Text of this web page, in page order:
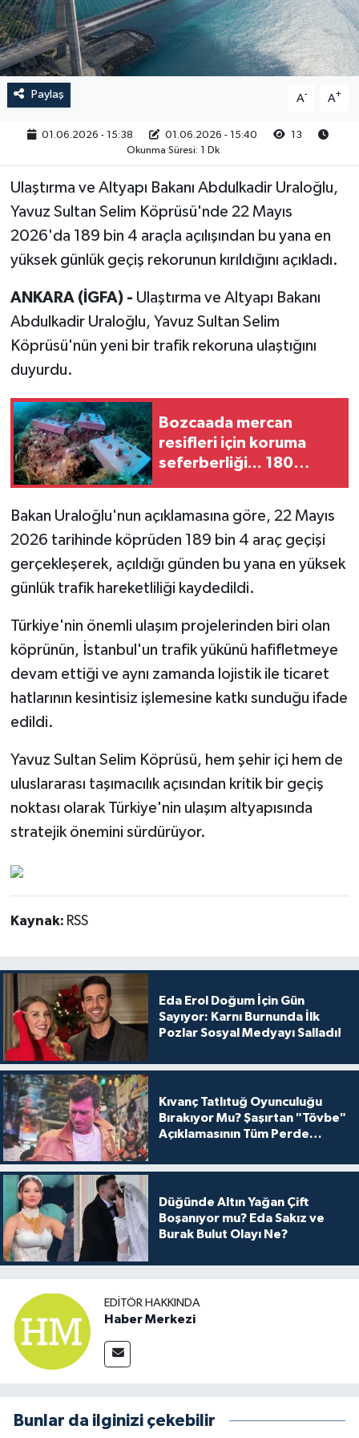
Paylaş A- A+
01.06.2026 - 15:38 01.06.2026 - 15:40
13
Okunma Süresi: 1 Dk
Ulaştırma ve Altyapı Bakanı Abdulkadir Uraloğlu,
Yavuz Sultan Selim Köprüsü'nde 22 Mayıs
2026'da 189 bin 4 araçla açılışından bu yana en
yüksek günlük geçiş rekorunun kırıldığını açıkladı.
ANKARA (İGFA) - Ulaştırma ve Altyapı Bakanı
Abdulkadir Uraloğlu, Yavuz Sultan Selim
Köprüsü'nün yeni bir trafik rekoruna ulaştığını
duyurdu.
Bozcaada mercan
resifleri için koruma
seferberliği... 180
Bakan Uraloğlu'nun açıklamasına göre, 22 Mayıs
2026 tarihinde köprüden 189 bin 4 araç geçişi
gerçekleşerek, açıldığı günden bu yana en yüksek
günlük trafik hareketliliği kaydedildi.
Türkiye'nin önemli ulaşım projelerinden biri olan
köprünün, İstanbul'un trafik yükünü hafifletmeye
devam ettiği ve aynı zamanda lojistik ile ticaret
hatlarının kesintisiz işlemesine katkı sunduğu ifade
edildi.
Yavuz Sultan Selim Köprüsü, hem şehir içi hem de
uluslararası taşımacılık açısından kritik bir geçiş
noktası olarak Türkiye'nin ulaşım altyapısında
stratejik önemini sürdürüyor.
Kaynak: RSS
Eda Erol Doğum İçin Gün
Sayıyor: Karnı Burnunda İlk
Pozlar Sosyal Medyayı Salladı!
Kıvanç Tatlıtuğ Oyunculuğu
Bırakıyor Mu? Şaşırtan "Tövbe"
Açıklamasının Tüm Perde
Düğünde Altın Yağan Çift
Boşanıyor mu? Eda Sakız ve
Burak Bulut Olayı Ne?
EDITÖR HAKKINDA
Haber Merkezi
Bunlar da ilginizi çekebilir
RESMİ İLAN